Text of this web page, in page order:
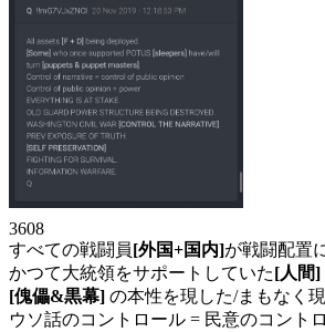
3608
すべての戦闘員[外国+国内]が戦闘配置
かつて大統領をサポートしていた[人間]
[傀儡&黒幕] の本性を現した/まもなく
ウソ話のコントロール = 民意のコント